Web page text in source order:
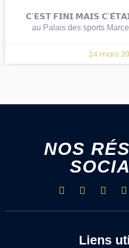
𝗖’𝗘𝗦𝗧 𝗙𝗜𝗡𝗜 𝗠𝗔𝗜𝗦
au Palais des sports
24 mars
NOS
Liens